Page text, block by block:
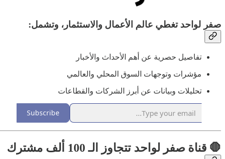
صفر لواحد تغطي عالم الأعمال والاستثمار، وتشمل:
تفاصيل حصرية عن أهم الأحداث والأخبار
مؤشرات وتوجهات السوق المحلي والعالمي
تحليلات وبيانات عن أبرز الشركات والقطاعات
Subscribe
🛑 قناة صفر لواحد تتجاوز الـ 100 ألف مشترك